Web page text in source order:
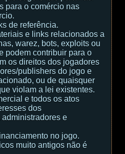
para o comércio nas
de referência.
e links relacionados a
warez, bots, exploits ou
podem contribuir para o
os direitos dos jogadores
publishers do jogo e
ou de quaisquer
violam a lei existentes.
e todos os atos
dos
e
no jogo.
muito antigos não é